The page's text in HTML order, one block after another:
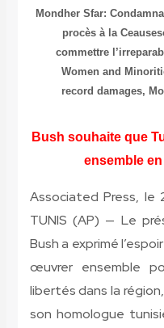
Mondher Sfar:
procès à la
commettre
Women and
record damages,
Bush souhaite que
ensemble
Associated Press, le
TUNIS (AP) — Le
Bush a exprimé
œuvrer ensemble
libertés dans la
son homologue